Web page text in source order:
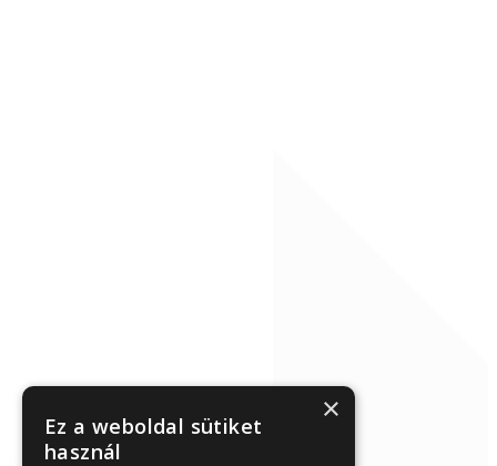
×
Ez a weboldal sütiket
használ